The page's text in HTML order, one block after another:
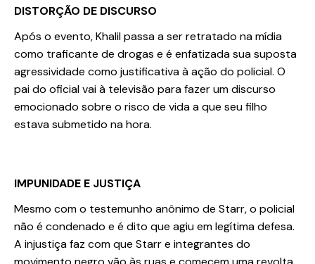
DISTORÇÃO DE DISCURSO
Após o evento, Khalil passa a ser retratado na mídia
como traficante de drogas e é enfatizada sua suposta
agressividade como justificativa à ação do policial. O
pai do oficial vai à televisão para fazer um discurso
emocionado sobre o risco de vida a que seu filho
estava submetido na hora.
IMPUNIDADE E JUSTIÇA
Mesmo com o testemunho anônimo de Starr, o policial
não é condenado e é dito que agiu em legítima defesa.
A injustiça faz com que Starr e integrantes do